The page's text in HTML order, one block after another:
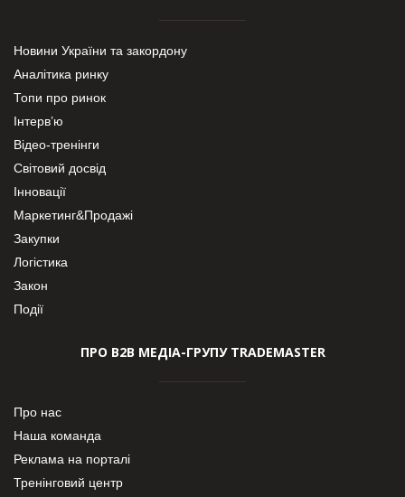
Новини України та закордону
Аналітика ринку
Топи про ринок
Інтерв’ю
Відео-тренінги
Світовий досвід
Інновації
Маркетинг&Продажі
Закупки
Логістика
Закон
Події
ПРО В2В МЕДІА-ГРУПУ TRADEMASTER
Про нас
Наша команда
Реклама на порталі
Тренінговий центр